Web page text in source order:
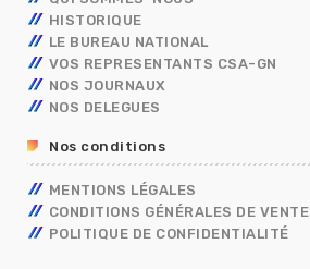
ISS
CONGÉS
DIALOGUE SOCIAL
ENTRETIEN PROFESSIONNEL
RÈGLEMENTS INTÉRIEURS
TÉLÉTRAVAIL
FORMATION
HISTORIQUE
LE BUREAU NATIONAL
VOS REPRESENTANTS CSA-GN
NOS JOURNAUX
NOS DELEGUES
Nos conditions
MENTIONS LÉGALES
CONDITIONS GÉNÉRALES DE VENTE
POLITIQUE DE CONFIDENTIALITÉ